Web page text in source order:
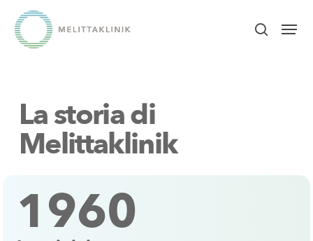
Skip
main
search
Menu
La storia di
Melittaklinik
1960